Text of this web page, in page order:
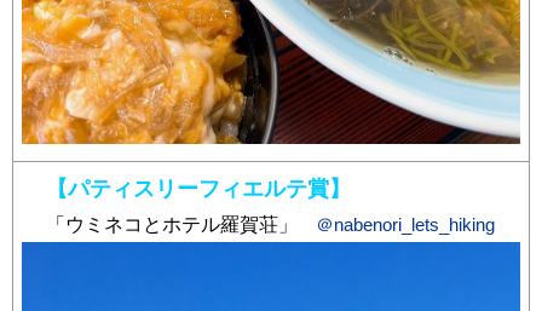
【パティスリーフィエルテ賞】
「ウミネコとホテル羅賀荘」 ＠nabenori_lets_hiking